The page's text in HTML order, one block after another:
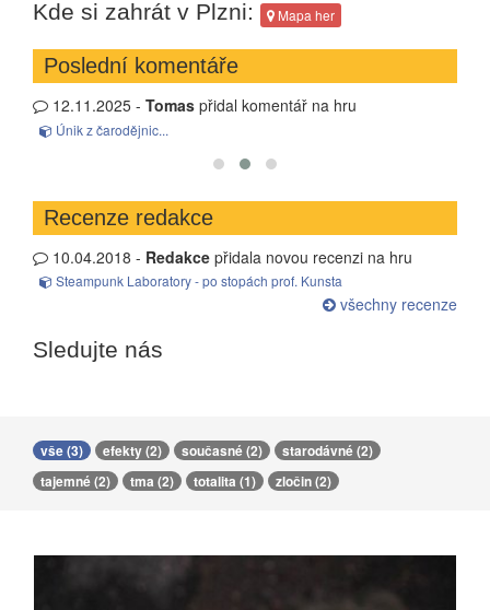
Kde si zahrát v Plzni: Mapa her
Poslední komentáře
12.11.2025 - Tomas přidal komentář na hru
Únik z čarodějnic...
Recenze redakce
10.04.2018 - Redakce přidala novou recenzi na hru
Steampunk Laboratory - po stopách prof. Kunsta
všechny recenze
Sledujte nás
vše (3) efekty (2) současné (2)
starodávné (2)
tajemné (2)
tma (2) totalita (1) zločin (2)